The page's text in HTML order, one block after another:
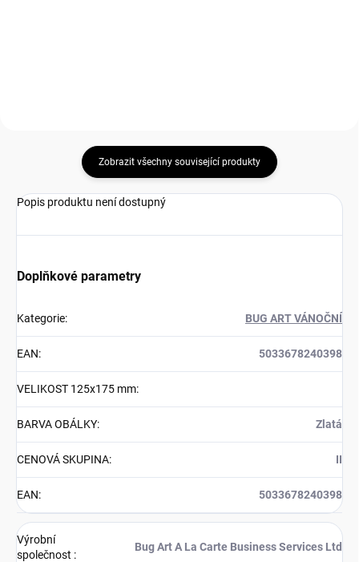
Zobrazit všechny související produkty
Popis produktu není dostupný
Doplňkové parametry
Kategorie: BUG ART VÁNOČNÍ
EAN: 5033678240398
VELIKOST 125x175 mm:
BARVA OBÁLKY: Zlatá
CENOVÁ SKUPINA: II
EAN: 5033678240398
Výrobní
společnost :
Bug Art A La Carte Business Services Ltd